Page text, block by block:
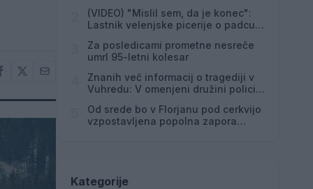
(VIDEO) "Mislil sem, da je konec":
Lastnik velenjske picerije o padcu s
Za posledicami prometne nesreče
umrl 95-letni kolesar
Znanih več informacij o tragediji v
Vuhredu: V omenjeni družini policija
Od srede bo v Florjanu pod cerkvijo
vzpostavljena popolna zapora
Kategorije